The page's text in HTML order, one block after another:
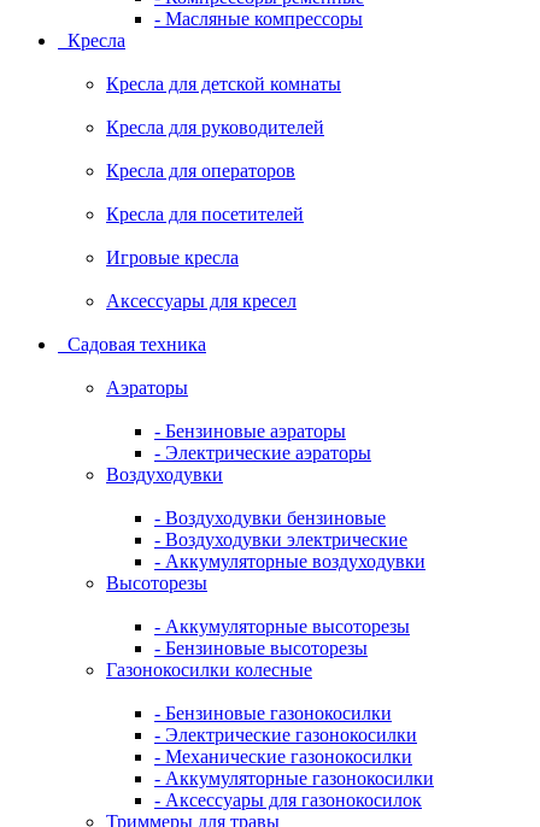
- Масляные компрессоры
Кресла
Кресла для детской комнаты
Кресла для руководителей
Кресла для операторов
Кресла для посетителей
Игровые кресла
Аксессуары для кресел
Садовая техника
Аэраторы
- Бензиновые аэраторы
- Электрические аэраторы
Воздуходувки
- Воздуходувки бензиновые
- Воздуходувки электрические
- Аккумуляторные воздуходувки
Высоторезы
- Аккумуляторные высоторезы
- Бензиновые высоторезы
Газонокосилки колесные
- Бензиновые газонокосилки
- Электрические газонокосилки
- Механические газонокосилки
- Аккумуляторные газонокосилки
- Аксессуары для газонокосилок
Триммеры для травы